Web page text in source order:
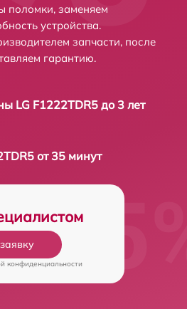
поломки, заменяем
устройства.
запчасти, после
гарантию.
LG F1222TDR5 до 3 лет
от 35 минут
конфиденциальности